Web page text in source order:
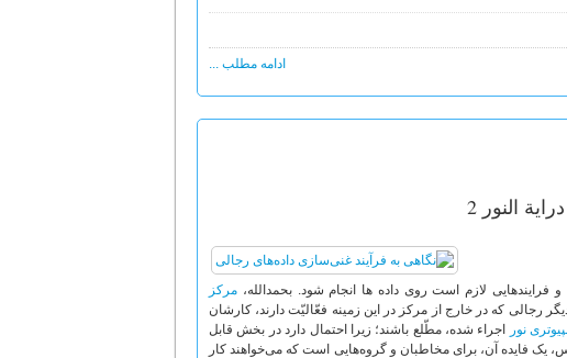
ادامه مطلب ...
النور 2
فرایندهایی لازم است روی داده ها انجام شود. بحمدالله، مرکز
رجالی که در خارج از مرکز در این زمینه فعّالیّت دارند، کارشان
نور
اجراء شده، مطّلع باشند؛ زیرا احتمال دارد در بخش قابل
یک فایده آن، برای مخاطبان و گروه‌هایی است که می‌خواهند کار